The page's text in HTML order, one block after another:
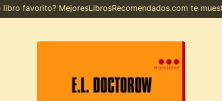
MejoresLibrosRecomendados.com te muestra